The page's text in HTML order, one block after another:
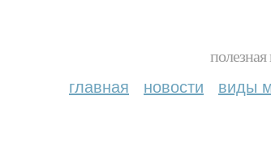
главная новости виды